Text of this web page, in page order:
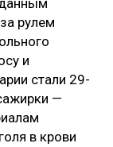
рулем
и
стали 29-
—
в крови